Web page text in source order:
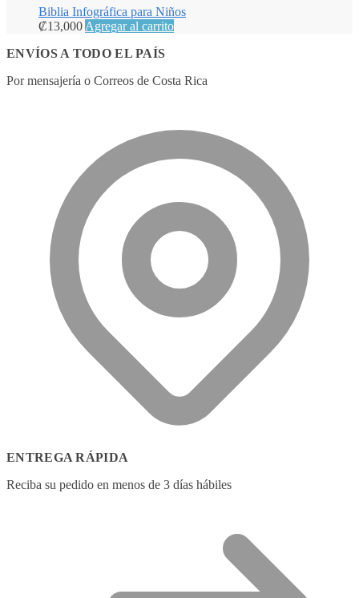
Biblia Infográfica para Niños
₡13,000 Agregar al carrito
ENVÍOS A TODO EL PAÍS
Por mensajería o Correos de Costa Rica
ENTREGA RÁPIDA
Reciba su pedido en menos de 3 días hábiles